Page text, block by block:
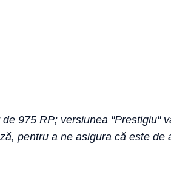
975 RP; versiunea ''Prestigiu''
pentru a ne asigura că este de